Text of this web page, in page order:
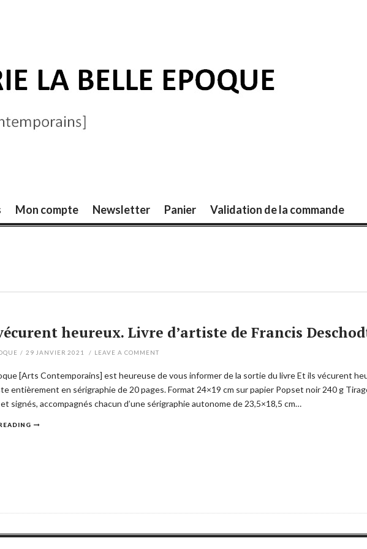
Mon compte Newsletter Panier Validation de la commande
heureux. Livre d’artiste de Francis
/ 29 JANVIER 2021 / LEAVE A COMMENT
[Arts Contemporains] est heureuse de vous informer de la sortie du livre Et ils vécurent
entièrement en sérigraphie de 20 pages. Format 24×19 cm sur papier Popset noir 240 g
signés, accompagnés chacun d’une sérigraphie autonome de 23,5×18,5 cm…